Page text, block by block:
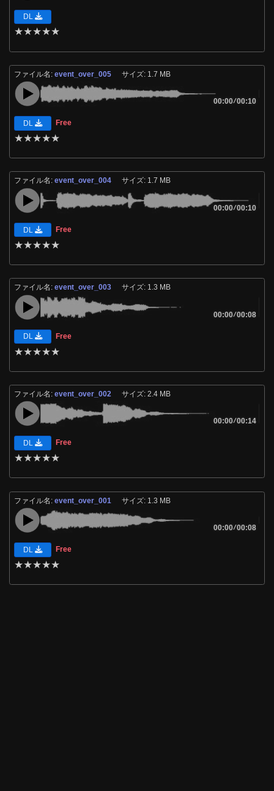
DL
★★★★★
ファイル名:event_over_005 サイズ: 1.7 MB
00:00/00:10
DL Free
★★★★★
ファイル名:event_over_004 サイズ: 1.7 MB
00:00/00:10
DL Free
★★★★★
ファイル名:event_over_003 サイズ: 1.3 MB
00:00/00:08
DL Free
★★★★★
ファイル名:event_over_002 サイズ: 2.4 MB
00:00/00:14
DL Free
★★★★★
ファイル名:event_over_001 サイズ: 1.3 MB
00:00/00:08
DL Free
★★★★★